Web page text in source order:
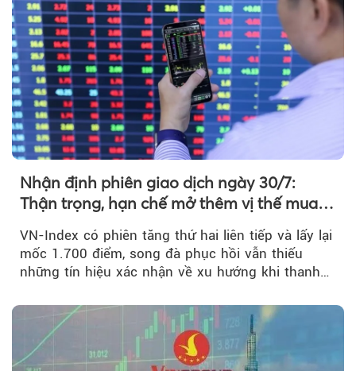
Nhận định phiên giao dịch ngày 30/7:
Thận trọng, hạn chế mở thêm vị thế mua
VN-Index có phiên tăng thứ hai liên tiếp và lấy lại
mốc 1.700 điểm, song đà phục hồi vẫn thiếu
những tín hiệu xác nhận về xu hướng khi thanh